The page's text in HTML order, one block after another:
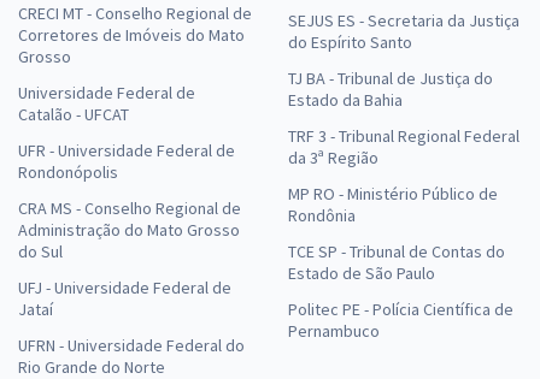
CRECI MT - Conselho Regional de
Corretores de Imóveis do Mato
Grosso
Universidade Federal de
Catalão - UFCAT
UFR - Universidade Federal de
Rondonópolis
CRA MS - Conselho Regional de
Administração do Mato Grosso
do Sul
UFJ - Universidade Federal de
Jataí
UFRN - Universidade Federal do
Rio Grande do Norte
SEJUS ES - Secretaria da Justiça
do Espírito Santo
TJ BA - Tribunal de Justiça do
Estado da Bahia
TRF 3 - Tribunal Regional Federal
da 3ª Região
MP RO - Ministério Público de
Rondônia
TCE SP - Tribunal de Contas do
Estado de São Paulo
Politec PE - Polícia Científica de
Pernambuco